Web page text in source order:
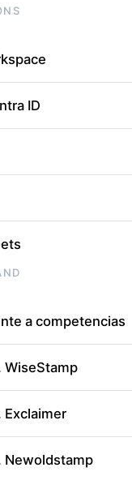
ID
a competencias
WiseStamp
Exclaimer
Newoldstamp